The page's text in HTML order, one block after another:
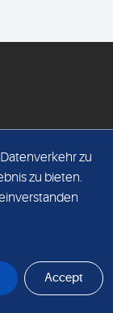
zu
zu bieten.
Accept